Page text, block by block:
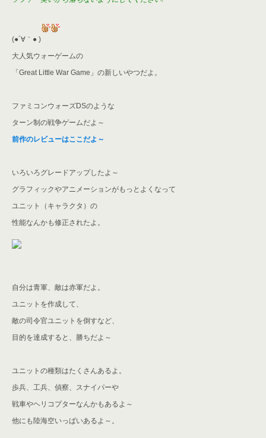
(●´∀｀● )
大人気ウォーゲームの
「Great Little War Game」の新しいやつだよ。
ファミコンウォーズDSのような
ターン制の戦争ゲームだよ～
前作のレビューはここだよ～
いろいろグレードアップしたよ～
グラフィックやアニメーションがもっとよくなって
ユニット（キャラクタ）の
性能なんかも修正されたよ。
自分は青軍、敵は赤軍だよ。
ユニットを作成して、
敵の司令官ユニットを倒すなど、
目的を達成すると、勝ちだよ～
ユニットの種類はたくさんあるよ。
歩兵、工兵、偵察、スナイパーや
戦車やヘリコプターなんかもあるよ～
他にも陸海空いっぱいあるよ～。